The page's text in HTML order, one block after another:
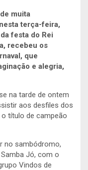
muita
terça-feira,
festa do Rei
recebeu os
que
e alegria,
na tarde de ontem
aos desfiles dos
título de campeão
no sambódromo,
Jó, com o
Vindos de